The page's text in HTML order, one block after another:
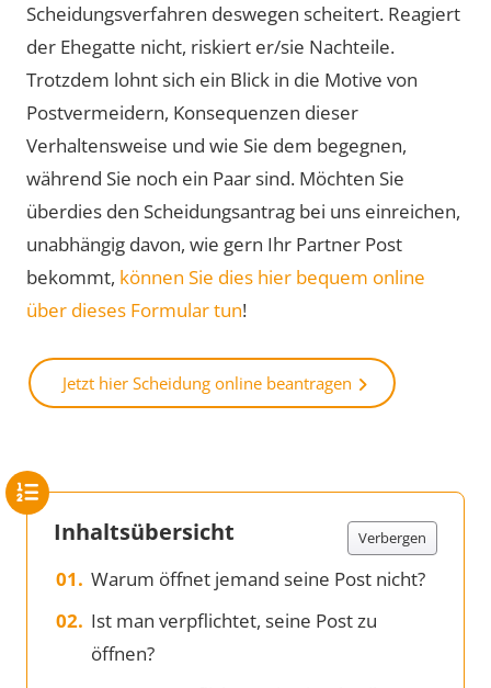
Scheidungsverfahren deswegen scheitert. Reagiert
der Ehegatte nicht, riskiert er/sie Nachteile.
Trotzdem lohnt sich ein Blick in die Motive von
Postvermeidern, Konsequenzen dieser
Verhaltensweise und wie Sie dem begegnen,
während Sie noch ein Paar sind. Möchten Sie
überdies den Scheidungsantrag bei uns einreichen,
unabhängig davon, wie gern Ihr Partner Post
bekommt, können Sie dies hier bequem online
über dieses Formular tun!
Jetzt hier Scheidung online beantragen
Inhaltsübersicht Verbergen
Warum öffnet jemand seine Post nicht?
Ist man verpflichtet, seine Post zu
öffnen?